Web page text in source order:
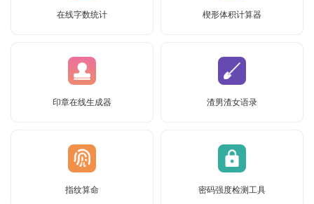
在线字数统计 楔形体积计算器
印章在线生成器 渣男渣女语录
指纹算命 密码强度检测工具